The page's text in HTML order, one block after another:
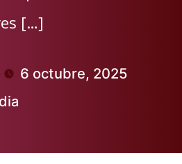
[…]
6 octubre, 2025